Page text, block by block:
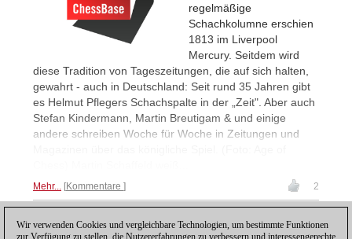
regelmäßige
Schachkolumne erschien
1813 im Liverpool
Mercury. Seitdem wird
diese Tradition von Tageszeitungen, die auf sich halten,
gewahrt - auch in Deutschland: Seit rund 35 Jahren gibt
es Helmut Pflegers Schachspalte in der „Zeit". Aber auch
Stefan Kindermann, Martin Breutigam & und einige
andere schreiben Woche für Woche in Zeitungen und
Mehr... Kommentare 2
1
Wir verwenden Cookies und vergleichbare Technologien, um bestimmte Funktionen
zur Verfügung zu stellen, die Nutzererfahrungen zu verbessern und interessengerechte